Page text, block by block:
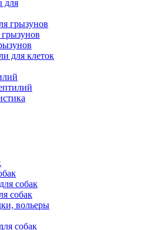
для
грызунов
для клеток
собак
собак
вольеры
собак